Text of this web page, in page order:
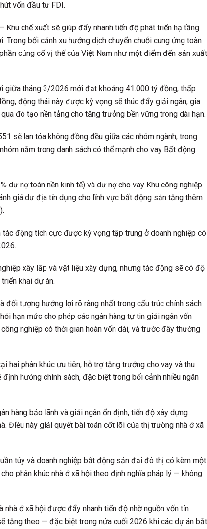
vốn đầu tư FDI.
chế xuất sẽ giúp đẩy nhanh tiến độ phát triển hạ tầng
Trong bối cảnh xu hướng dịch chuyển chuỗi cung ứng toàn
củng cố vị thế của Việt Nam như một điểm đến sản xuất
giữa tháng 3/2026 mới đạt khoảng 41.000 tỷ đồng, thấp
động thái này được kỳ vọng sẽ thúc đẩy giải ngân, gia
đó tạo nền tảng cho tăng trưởng bền vững trong dài hạn.
sẽ lan tỏa không đồng đều giữa các nhóm ngành, trong
nằm trong danh sách có thể mạnh cho vay Bất động
dư nợ toàn nền kinh tế) và dư nợ cho vay Khu công nghiệp
giá dư địa tín dụng cho lĩnh vực bất động sản tăng thêm
động tích cực được kỳ vọng tập trung ở doanh nghiệp có
xây lắp và vật liệu xây dựng, nhưng tác động sẽ có độ
khai dự án.
đối tượng hưởng lợi rõ ràng nhất trong cấu trúc chính sách
hạn mức cho phép các ngân hàng tự tin giải ngân vốn
nghiệp có thời gian hoàn vốn dài, và trước đây thường
hai phân khúc ưu tiên, hỗ trợ tăng trưởng cho vay và thu
hướng chính sách, đặc biệt trong bối cảnh nhiều ngân
hàng bảo lãnh và giải ngân ổn định, tiến độ xây dựng
Điều này giải quyết bài toán cốt lõi của thị trường nhà ở xã
túy và doanh nghiệp bất động sản đại đô thị có kèm một
phân khúc nhà ở xã hội theo định nghĩa pháp lý — không
nhà ở xã hội được đẩy nhanh tiến độ nhờ nguồn vốn tín
tăng theo — đặc biệt trong nửa cuối 2026 khi các dự án bắt